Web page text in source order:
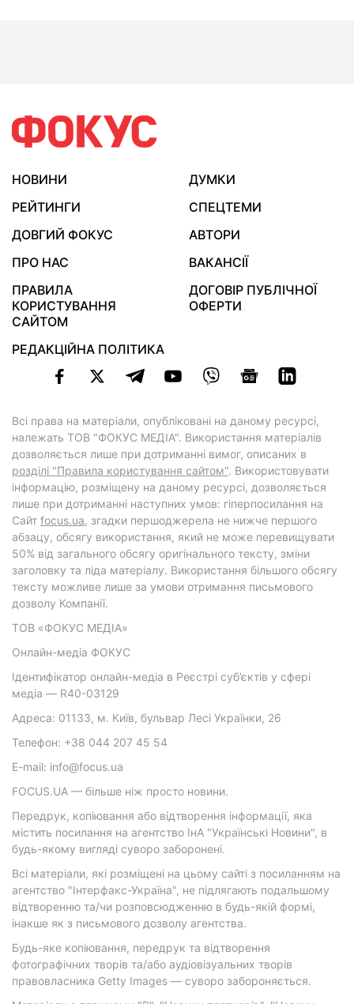
НОВИНИ
ДУМКИ
РЕЙТИНГИ
СПЕЦТЕМИ
ДОВГИЙ ФОКУС
АВТОРИ
ПРО НАС
ВАКАНСІЇ
ПРАВИЛА
КОРИСТУВАННЯ
САЙТОМ
ДОГОВІР ПУБЛІЧНОЇ
ОФЕРТИ
РЕДАКЦІЙНА ПОЛІТИКА
Всі права на матеріали, опубліковані на даному ресурсі,
належать ТОВ "ФОКУС МЕДІА". Використання матеріалів
дозволяється лише при дотриманні вимог, описаних в
розділі "Правила користування сайтом". Використовувати
інформацію, розміщену на даному ресурсі, дозволяється
лише при дотриманні наступних умов: гіперпосилання на
Cайт focus.ua, згадки першоджерела не нижче першого
абзацу, обсягу використання, який не може перевищувати
50% від загального обсягу оригінального тексту, зміни
заголовку та ліда матеріалу. Використання більшого обсягу
тексту можливе лише за умови отримання письмового
дозволу Компанії.
ТОВ «ФОКУС МЕДІА»
Онлайн-медіа ФОКУС
Ідентифікатор онлайн-медіа в Реєстрі суб’єктів у сфері
медіа — R40-03129
Адреса: 01133, м. Київ, бульвар Лесі Українки, 26
Телефон: +38 044 207 45 54
E-mail: info@focus.ua
FOCUS.UA — більше ніж просто новини.
Передрук, копіювання або відтворення інформації, яка
містить посилання на агентство ІнА "Українські Новини", в
будь-якому вигляді суворо заборонені.
Всі матеріали, які розміщені на цьому сайті з посиланням на
агентство "Інтерфакс-Україна", не підлягають подальшому
відтворенню та/чи розповсюдженню в будь-якій формі,
інакше як з письмового дозволу агентства.
Будь-яке копіювання, передрук та відтворення
фотографічних творів та/або аудіовізуальних творів
правовласника Getty Images — суворо забороняється.